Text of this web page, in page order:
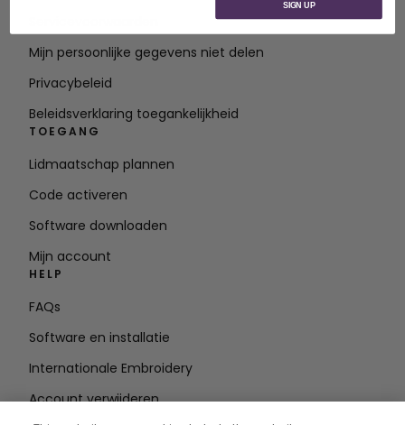
Mijn persoonlijke gegevens niet delen
Privacybeleid
Beleidsverklaring toegankelijkheid
TOEGANG
Lidmaatschap plannen
Code activeren
Software downloaden
Mijn account
HELP
FAQs
Software en installatie
Internationale Embroidery
Account verwijderen
SIGN UP